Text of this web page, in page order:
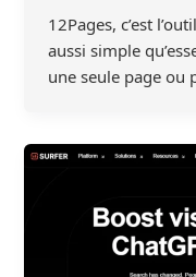
12Pages, c’est
aussi simple
une seule page ou